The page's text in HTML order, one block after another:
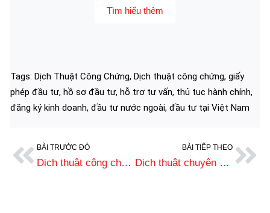
Tìm hiểu thêm
Tags: Dịch Thuật Công Chứng, Dịch thuật công chứng, giấy
phép đầu tư, hồ sơ đầu tư, hỗ trợ tư vấn, thủ tục hành chính,
đăng ký kinh doanh, đầu tư nước ngoài, đầu tư tại Việt Nam
BÀI TRƯỚC ĐÓ
Dịch thuật công chứng trong hồ sơ du học: Đặt chân đến giấc mơ nước ngoài
BÀI TIẾP THEO
Dịch thuật chuyên ngành hợp đồng, báo cáo tài chính và tài liệu quan trọng